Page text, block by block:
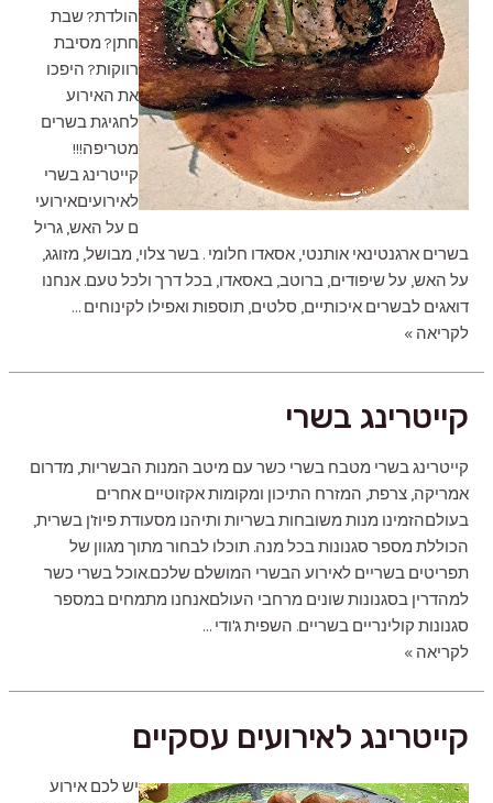
הולדת? שבת
חתן? מסיבת
רווקות? היפכו
את האירוע
לחגיגת בשרים
מטריפה!!!
קייטרינג בשרי
לאירועיםאירועי
ם על האש, גריל
בשרים ארגנטינאי אותנטי, אסאדו חלומי . בשר צלוי, מבושל, מזוגג,
על האש, על שיפודים, ברוטב, באסאדו, בכל דרך ולכל טעם. אנחנו
דואגים לבשרים איכותיים, סלטים, תוספות ואפילו לקינוחים …
קייטרינג
לקריאה »
קייטרינג בשרי
קייטרינג בשרי מטבח בשרי כשר עם מיטב המנות הבשריות, מדרום
אמריקה, צרפת, המזרח התיכון ומקומות אקזוטיים אחרים
בעולםהזמינו מנות משובחות בשריות ותיהנו מסעודת פיוז'ן בשרית,
הכוללת מספר סגנונות בכל מנה. תוכלו לבחור מתוך מגוון של
תפריטים בשריים לאירוע הבשרי המושלם שלכם.‍אוכל בשרי כשר
למהדרין בסגנונות שונים מרחבי העולםאנחנו מתמחים במספר
סגנונות קולינריים בשריים. השפית ג'ודי …
קייטרינג
לקריאה »
קייטרינג לאירועים עסקיים
יש לכם אירוע